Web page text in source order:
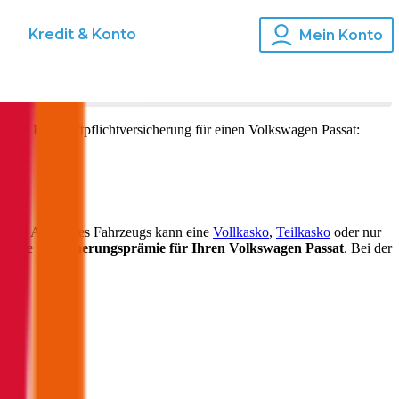
Kredit & Konto Mein Konto
und Kfz-Haftpflichtversicherung für einen Volkswagen Passat:
Alter Ihres Fahrzeugs kann eine Vollkasko, Teilkasko oder nur
die Versicherungsprämie für Ihren Volkswagen Passat. Bei der